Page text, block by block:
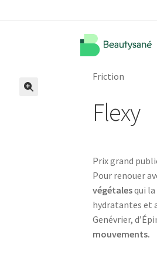
Friction
Flexy
Prix grand
Pour renouer
végétalesqui
hydratantes et
Genévrier,
mouvements.